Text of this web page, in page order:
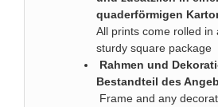
quaderförmigen
All prints come rolled in
sturdy square package
Rahmen und
Bestandteil des
Frame and any